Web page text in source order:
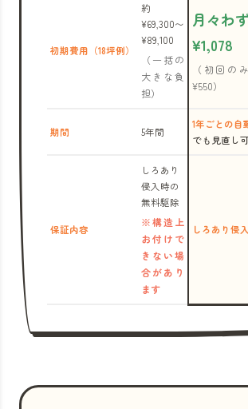
初期費用（18坪例）
約
¥69,300〜
¥89,100
（一括の
大きな負
担）
月々わ
¥1,078
（初回の
¥550）
期間 5年間
1年ごとの自
でも見直し
保証内容
しろあり
侵入時の
無料駆除
※構造上
お付けで
きない場
合があり
ます
しろあり侵